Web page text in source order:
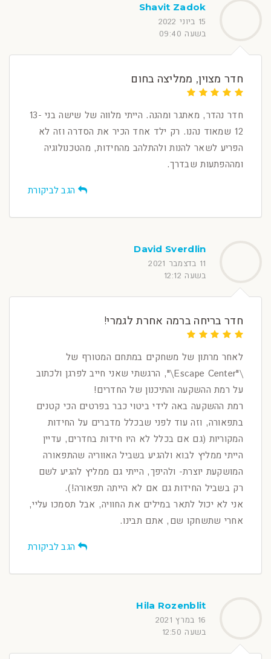
Shavit Zadok
15 ביוני 2022
בשעה 09:40
חדר מצוין, ממליצה בחום
חדר נהדר, מאתגר ומהנה. הייתי מלווה של שישה בני 13-
12 שמאוד נהנו. רק ילד אחד הכיר את הסדרה וזה לא
הפריע לשאר להנות ולהתלהב מהחידות, מהטכנולוגיה
ומההפתעות שבדרך.
הגב לביקורת
David Sverdlin
11 בדצמבר 2021
בשעה 12:12
חדר בריחה ברמה אחרת לגמרי!
לאחר מרתון של משחקים במתחם המטורף של
\"Escape Center\", הרגשתי שאני חייב לפרגן ולכתוב
על רמת ההשקעה והתיכנון של החדרים!
רמת ההשקעה באה לידי ביטוי כבר בפרטים הכי קטנים
בתפאורה, וזה עוד לפני שבכלל מדברים על החידות
המקוריות (גם אם בכלל לא היו חידות בחדרים, עדיין
הייתי ממליץ לבוא ולהגיע בשביל האווריה שהתפאורה
המושקעת יוצרת- ולהיפך, הייתי גם ממליץ להגיע לשם
רק בשביל החידות גם אם לא הייתה תפאורה!).
אני לא יכול לתאר במילים את החוויה, אבל תסמכו עליי,
אחרי שתשחקו שם, אתם תבינו.
הגב לביקורת
Hila Rozenblit
16 במרץ 2021
בשעה 12:50